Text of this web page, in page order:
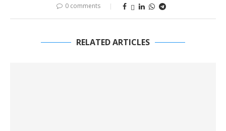
0 comments
RELATED ARTICLES